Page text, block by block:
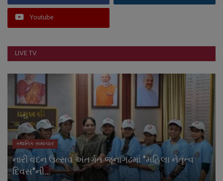
Youtube
LIVE TV
સ્થાનિક સમાચાર
નારી વંદન ઉત્સવ અંતર્ગત જૂનાગઢમાં "મહિલા નેતૃત્વ
દિવસ"ની...